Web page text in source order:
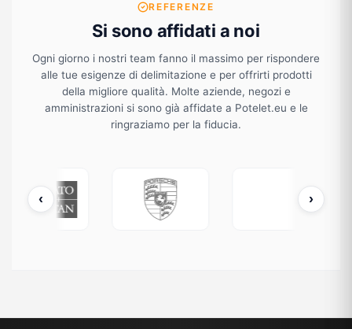
REFERENZE
Si sono affidati a noi
Ogni giorno i nostri team fanno il massimo per rispondere
alle tue esigenze di delimitazione e per offrirti prodotti
della migliore qualità. Molte aziende, negozi e
amministrazioni si sono già affidate a Potelet.eu e le
ringraziamo per la fiducia.
‹
/ OTAN Porsche ›